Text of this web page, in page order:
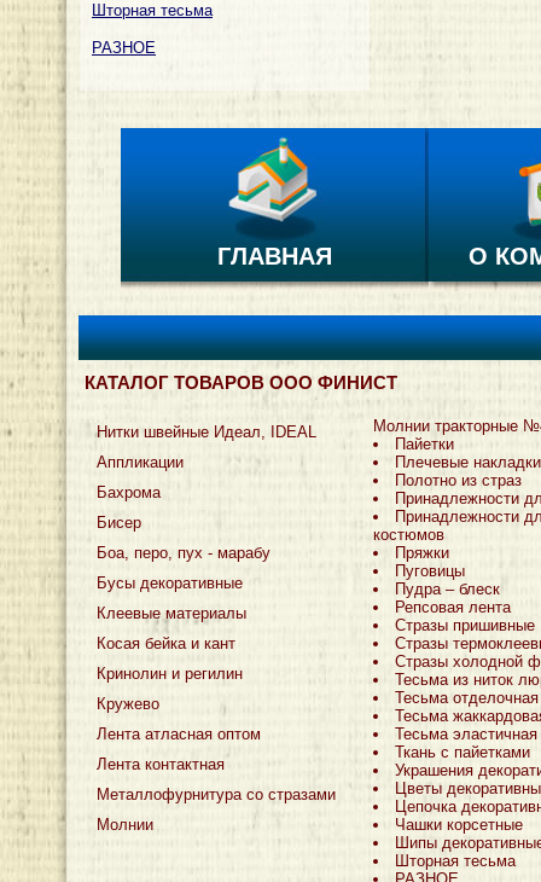
Шторная тесьма
РАЗНОЕ
ГЛАВНАЯ О
КАТАЛОГ ТОВАРОВ ООО ФИНИСТ
Нитки швейные Идеал, IDEAL
Аппликации
Бахрома
Бисер
Боа, перо, пух - марабу
Бусы декоративные
Клеевые материалы
Косая бейка и кант
Кринолин и регилин
Кружево
Лента атласная оптом
Лента контактная
Металлофурнитура со стразами
Молнии
Молнии тракторные
Пайетки
Плечевые накладки
Полотно из страз
Принадлежности
Принадлежности
костюмов
Пряжки
Пуговицы
Пудра – блеск
Репсовая лента
Стразы пришивные
Стразы
Стразы холодной
Тесьма из ниток
Тесьма отделочная
Тесьма
Тесьма эластичная
Ткань с пайетками
Украшения
Цветы
Цепочка
Чашки корсетные
Шипы
Шторная тесьма